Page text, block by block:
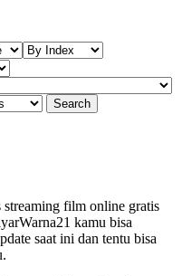
streaming film online gratis
kamu bisa
saat ini dan tentu bisa